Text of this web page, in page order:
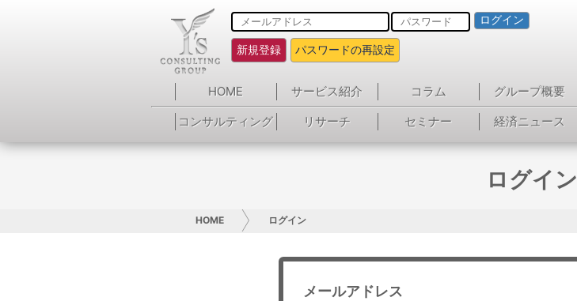
ログイン
新規登録 パスワードの再設定
HOME サービス紹介 コラム グループ概要
コンサルティング
リサーチ セミナー 経済ニュース
ログイン
HOME ログイン
メールアドレス